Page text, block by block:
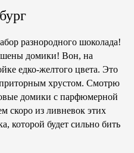
разнородного шоколада!
домики! Вон, на
едко-желтого цвета. Это
хрустом. Смотрю
домики с парфюмерной
скоро из ливневок этих
которой будет сильно бить